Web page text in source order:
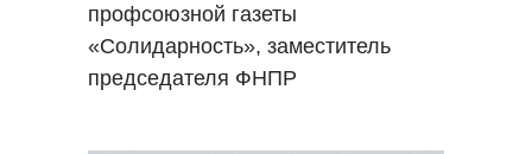
профсоюзной газеты
«Солидарность», заместитель
председателя ФНПР